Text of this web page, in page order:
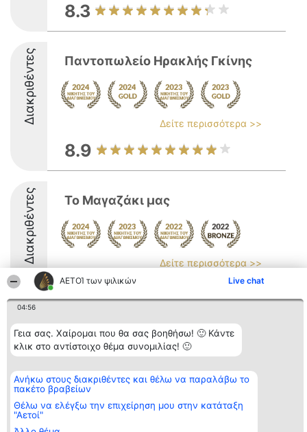
ΑΕΤΟΊ των ψιλικών Live chat
04:56
Γεια σας. Χαίρομαι που θα σας βοηθήσω! 🙂 Κάντε
κλικ στο αντίστοιχο θέμα συνομιλίας! 🙂
Ανήκω στους διακριθέντες και θέλω να παραλάβω το
πακέτο βραβείων
Θέλω να ελέγξω την επιχείρηση μου στην κατάταξη
"Αετοί"
8.3
Διακριθέντες Παντοπωλείο Ηρακλής Γκίνης
Δείτε περισσότερα >>
8.9
Διακριθέντες Το Μαγαζάκι μας
Δείτε περισσότερα >>
8.5
Διοργανωτής της
κατάταξης
BEAUTIFUL COMPANY
ΤΗΛ. ΕΠΙΚΟΙΝΩΝΙΑΣ:
2104128019
aetoi@beautifulcompany.co
Κατάταξη
Διακριθέντες
Λίστα όλων
διακριθέντων
προϋποθέσεις
Επικοινωνία